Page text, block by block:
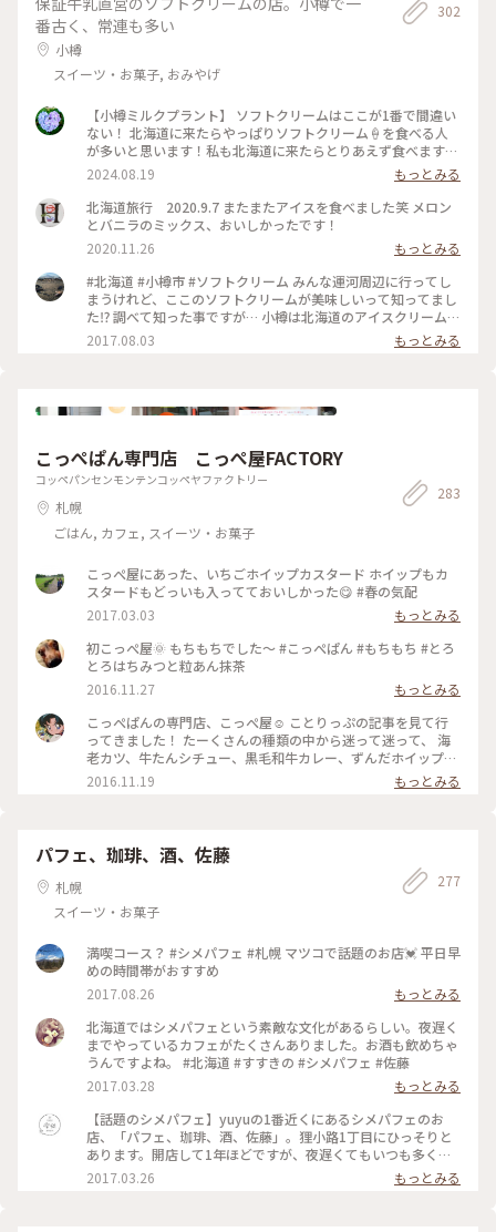
番古く、常連も多い
小樽
スイーツ・お菓子, おみやげ
302
【小樽ミルクプラント】 ソフトクリームはここが1番で間違い
ない！ 北海道に来たらやっぱりソフトクリーム🍦を食べる人
が多いと思います！私も北海道に来たらとりあえず食べます
（笑） いろんなお店があって、運河沿いの堺町にはいろんな種
類のソフトクリーム🍦がありますが・・・！駅からは少し離れ
ているけれど！ここで食べてみてほしいです🙌 小樽ミルクプ
ラントは夏限定のソフトクリーム専門店！小樽市民は昔からこ
こでソフトクリームを食べるそう。舌のこえた小樽市民が言う
間違いなく美味しいソフトクリーム🍦ぜひ食べてほしい！！
私はやっぱり王道北海道ミルク味！他のお店よりレギュラーで
もちょっと背丈のあるソフトクリーム🍦コーンの中までしっか
り詰まってます！ソフトクリームの美味しさはもう「他のお店
のより美味しい」としか表せませんが、とりあえず美味しい笑
種類はものすごくたくさんあり、 【サイズ】 ・レギュラー ・
ョコマーブル ・ストロベリー ・ストロベリーマーブル ・巨峰
・夕張メロンと北海道ミルク そしてレインボーソフト🌈もあ
ります笑 よくレインボーでジャンボサイズを注文している外
国人を目撃します笑 迷った人は夕張メロンと北海道ミルクを
おすすめします♡北海道でしか食べられないマーブルです✨️ お
るので車を停めることもできますが、混んでるときは店の前ま
店のスタッフの手際がいいので並びません笑ソフトクリーム作
るの、超早いです笑さすが専門店！ なので、会計してる間に
出来上がるので、回転が早い！ 営業は4月から11月までです。
お店のホームページはないし、インスタグラムはお店の写真ば
かりなのでどんなソフトクリームか気になる方は「#小樽ミル
クプラント」で検索してください！ 私は暑い日に行ったので
ソフトクリームをもらってすぐソフトクリームが溶け出したの
で写真は撮れませんでした😭 ぜひ美味しいソフトクリームを
食べてみてください♪ #北海道 #小樽 #小樽ミルクプラント #
小樽ソフトクリーム #ソフトクリーム #ミルクプラント #おた
る #札幌 #スイーツ #穴場スポット #夏 #ことりっぷ旅2024 #
小樽駅 #花園
2024.08.19
もっとみる
北海道旅行 2020.9.7 またまたアイスを食べました笑 メロン
とバニラのミックス、おいしかったです！
2020.11.26
もっとみる
#北海道 #小樽市 #ソフトクリーム みんな運河周辺に行ってし
まうけれど、ここのソフトクリームが美味しいって知ってまし
た⁉️ 調べて知った事ですが… 小樽は北海道のアイスクリーム発
祥の地らしいのですが、歴史的建造物にも指定されている店舗
らしいですよ♪ 小樽は坂の街ですから、ここに行くなら車で
2017.08.03 もっとみる
こっぺぱん専門店 こっぺ屋FACTORY
コッペパンセンモンテンコッペヤファクトリー
札幌
ごはん, カフェ, スイーツ・お菓子
283
こっぺ屋にあった、いちごホイップカスタード ホイップもカ
スタードもどっいも入ってておいしかった😋 #春の気配
2017.03.03
もっとみる
初こっぺ屋🌞 もちもちでした〜 #こっぺぱん #もちもち #とろ
とろはちみつと粒あん抹茶
2016.11.27
もっとみる
こっぺぱんの専門店、こっぺ屋☺︎ ことりっぷの記事を見て行
ってきました！ たーくさんの種類の中から迷って迷って、 海
老カツ、牛たんシチュー、黒毛和牛カレー、ずんだホイップ、
クリーミースイートポテトを購入♪ まずパンがふわっふわで
おいしい〜♡ 海老カツは冷めててもサクサクぷりぷり♡ 大好
2016.11.19 もっとみる
パフェ、珈琲、酒、佐藤
札幌
スイーツ・お菓子
277
満喫コース？ #シメパフェ #札幌 マツコで話題のお店💓 平日早
めの時間帯がおすすめ
2017.08.26
もっとみる
北海道ではシメパフェという素敵な文化があるらしい。夜遅く
までやっているカフェがたくさんありました。お酒も飲めちゃ
うんですよね。 #北海道 #すすきの #シメパフェ #佐藤
2017.03.28
もっとみる
【話題のシメパフェ】yuyuの1番近くにあるシメパフェのお
店、「パフェ、珈琲、酒、佐藤」。狸小路1丁目にひっそりと
あります。開店して1年ほどですが、夜遅くてもいつも多くの
お客さんで賑わっています。 アイスクリームや焼き菓子などす
べて自家製、組み合わせもまるで魔法（枝豆ムースと梅ソルベ
2017.03.26 もっとみる